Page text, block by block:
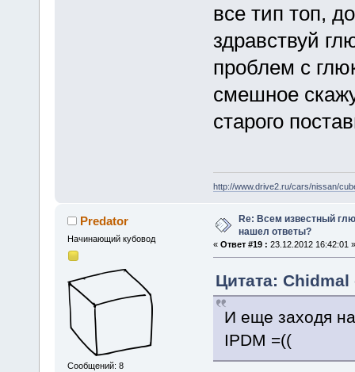
все тип топ,
здравствуй
проблем с
смешное
старого
http://www.drive2.ru/cars/nissan/
Predator
Начинающий кубовод
Сообщений: 8
Re: Всем известный
нашел ответы?
« Ответ #19 : 23.12.2012 16:42:01 »
Цитата: Chidmal
И еще заходя
IPDM =((